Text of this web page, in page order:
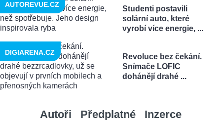
Studenti postavili
solární auto, které
vyrobí více energie, ...
AUTOREVUE.CZ
Revoluce bez čekání.
Snímače LOFIC
dohánějí drahé ...
DIGIARENA.CZ
Autoři Předplatné Inzerce